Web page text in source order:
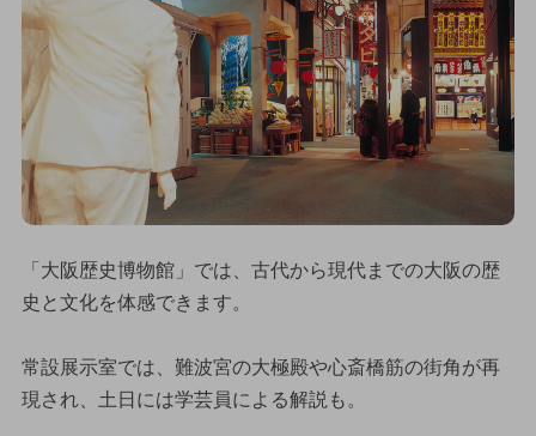
「大阪歴史博物館」では、古代から現代までの大阪の歴
史と文化を体感できます。
常設展示室では、難波宮の大極殿や心斎橋筋の街角が再
現され、土日には学芸員による解説も。